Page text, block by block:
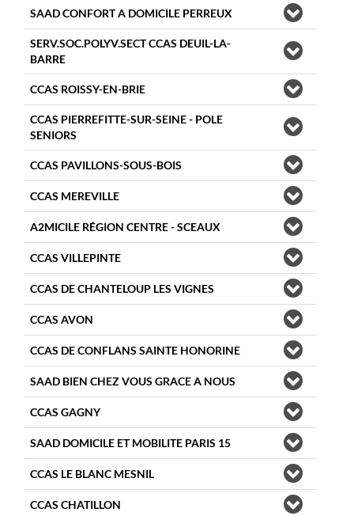
SAAD CONFORT A DOMICILE PERREUX
SERV.SOC.POLYV.SECT CCAS DEUIL-LA-
BARRE
CCAS ROISSY-EN-BRIE
CCAS PIERREFITTE-SUR-SEINE - POLE
SENIORS
CCAS PAVILLONS-SOUS-BOIS
CCAS MEREVILLE
A2MICILE RÉGION CENTRE - SCEAUX
CCAS VILLEPINTE
CCAS DE CHANTELOUP LES VIGNES
CCAS AVON
CCAS DE CONFLANS SAINTE HONORINE
SAAD BIEN CHEZ VOUS GRACE A NOUS
CCAS GAGNY
SAAD DOMICILE ET MOBILITE PARIS 15
CCAS LE BLANC MESNIL
CCAS CHATILLON